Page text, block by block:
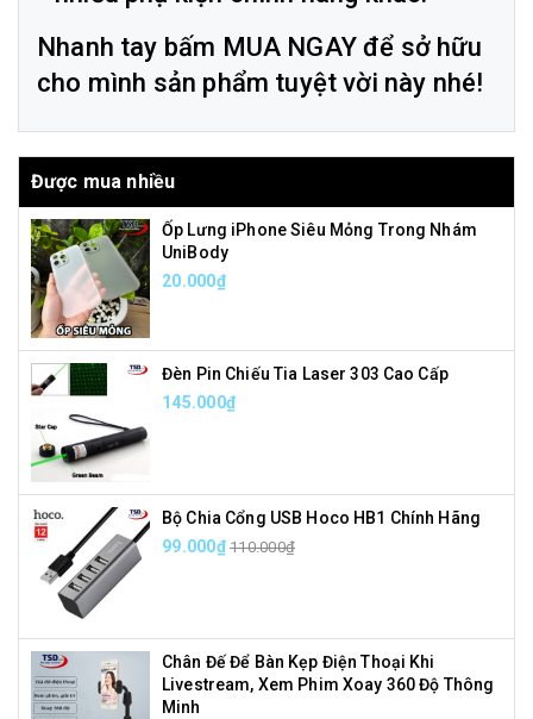
Nhanh tay bấm MUA NGAY để sở hữu
cho mình sản phẩm tuyệt vời này nhé!
Được mua nhiều
Ốp Lưng iPhone Siêu Mỏng Trong Nhám
UniBody
20.000₫
Đèn Pin Chiếu Tia Laser 303 Cao Cấp
145.000₫
Bộ Chia Cổng USB Hoco HB1 Chính Hãng
99.000₫ 110.000₫
Chân Đế Để Bàn Kẹp Điện Thoại Khi
Livestream, Xem Phim Xoay 360 Độ Thông
Minh